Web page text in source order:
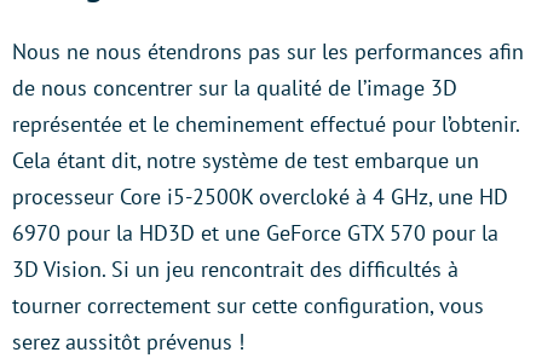
Nous ne nous étendrons pas sur les performances afin
de nous concentrer sur la qualité de l’image 3D
représentée et le cheminement effectué pour l’obtenir.
Cela étant dit, notre système de test embarque un
processeur Core i5-2500K overcloké à 4 GHz, une HD
6970 pour la HD3D et une GeForce GTX 570 pour la
3D Vision. Si un jeu rencontrait des difficultés à
tourner correctement sur cette configuration, vous
serez aussitôt prévenus !